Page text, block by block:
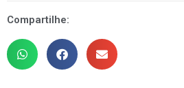
Compartilhe: